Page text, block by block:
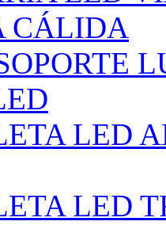
CÁLIDA
LED
LED